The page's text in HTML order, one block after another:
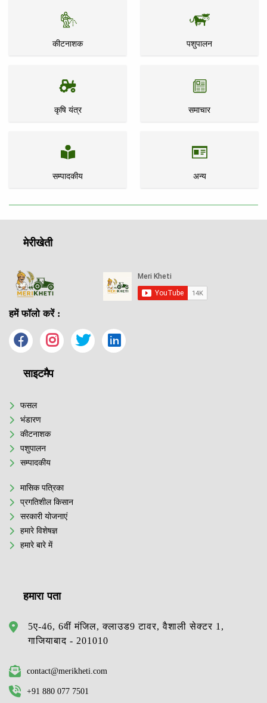
कीटनाशक पशुपालन
कृषि यंत्र समाचार
सम्पादकीय अन्य
मेरीखेती
हमें फॉलो करें :
साइटमैप
फसल
भंडारण
कीटनाशक
पशुपालन
सम्पादकीय
मासिक पत्रिका
प्रगतिशील किसान
सरकारी योजनाएं
हमारे विशेषज्ञ
हमारे बारे में
हमारा पता
5ए-46, 6वीं मंजिल, क्लाउड9 टावर, वैशाली सेक्टर 1,
गाजियाबाद - 201010
contact@merikheti.com
+91 880 077 7501